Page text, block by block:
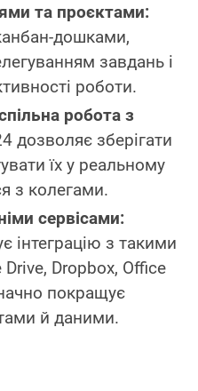
та проєктами:
дошками,
завдань і
роботи.
робота з
дозволяє зберігати
їх у реальному
з колегами.
сервісами:
інтеграцію з такими
Dropbox, Office
покращує
й даними.